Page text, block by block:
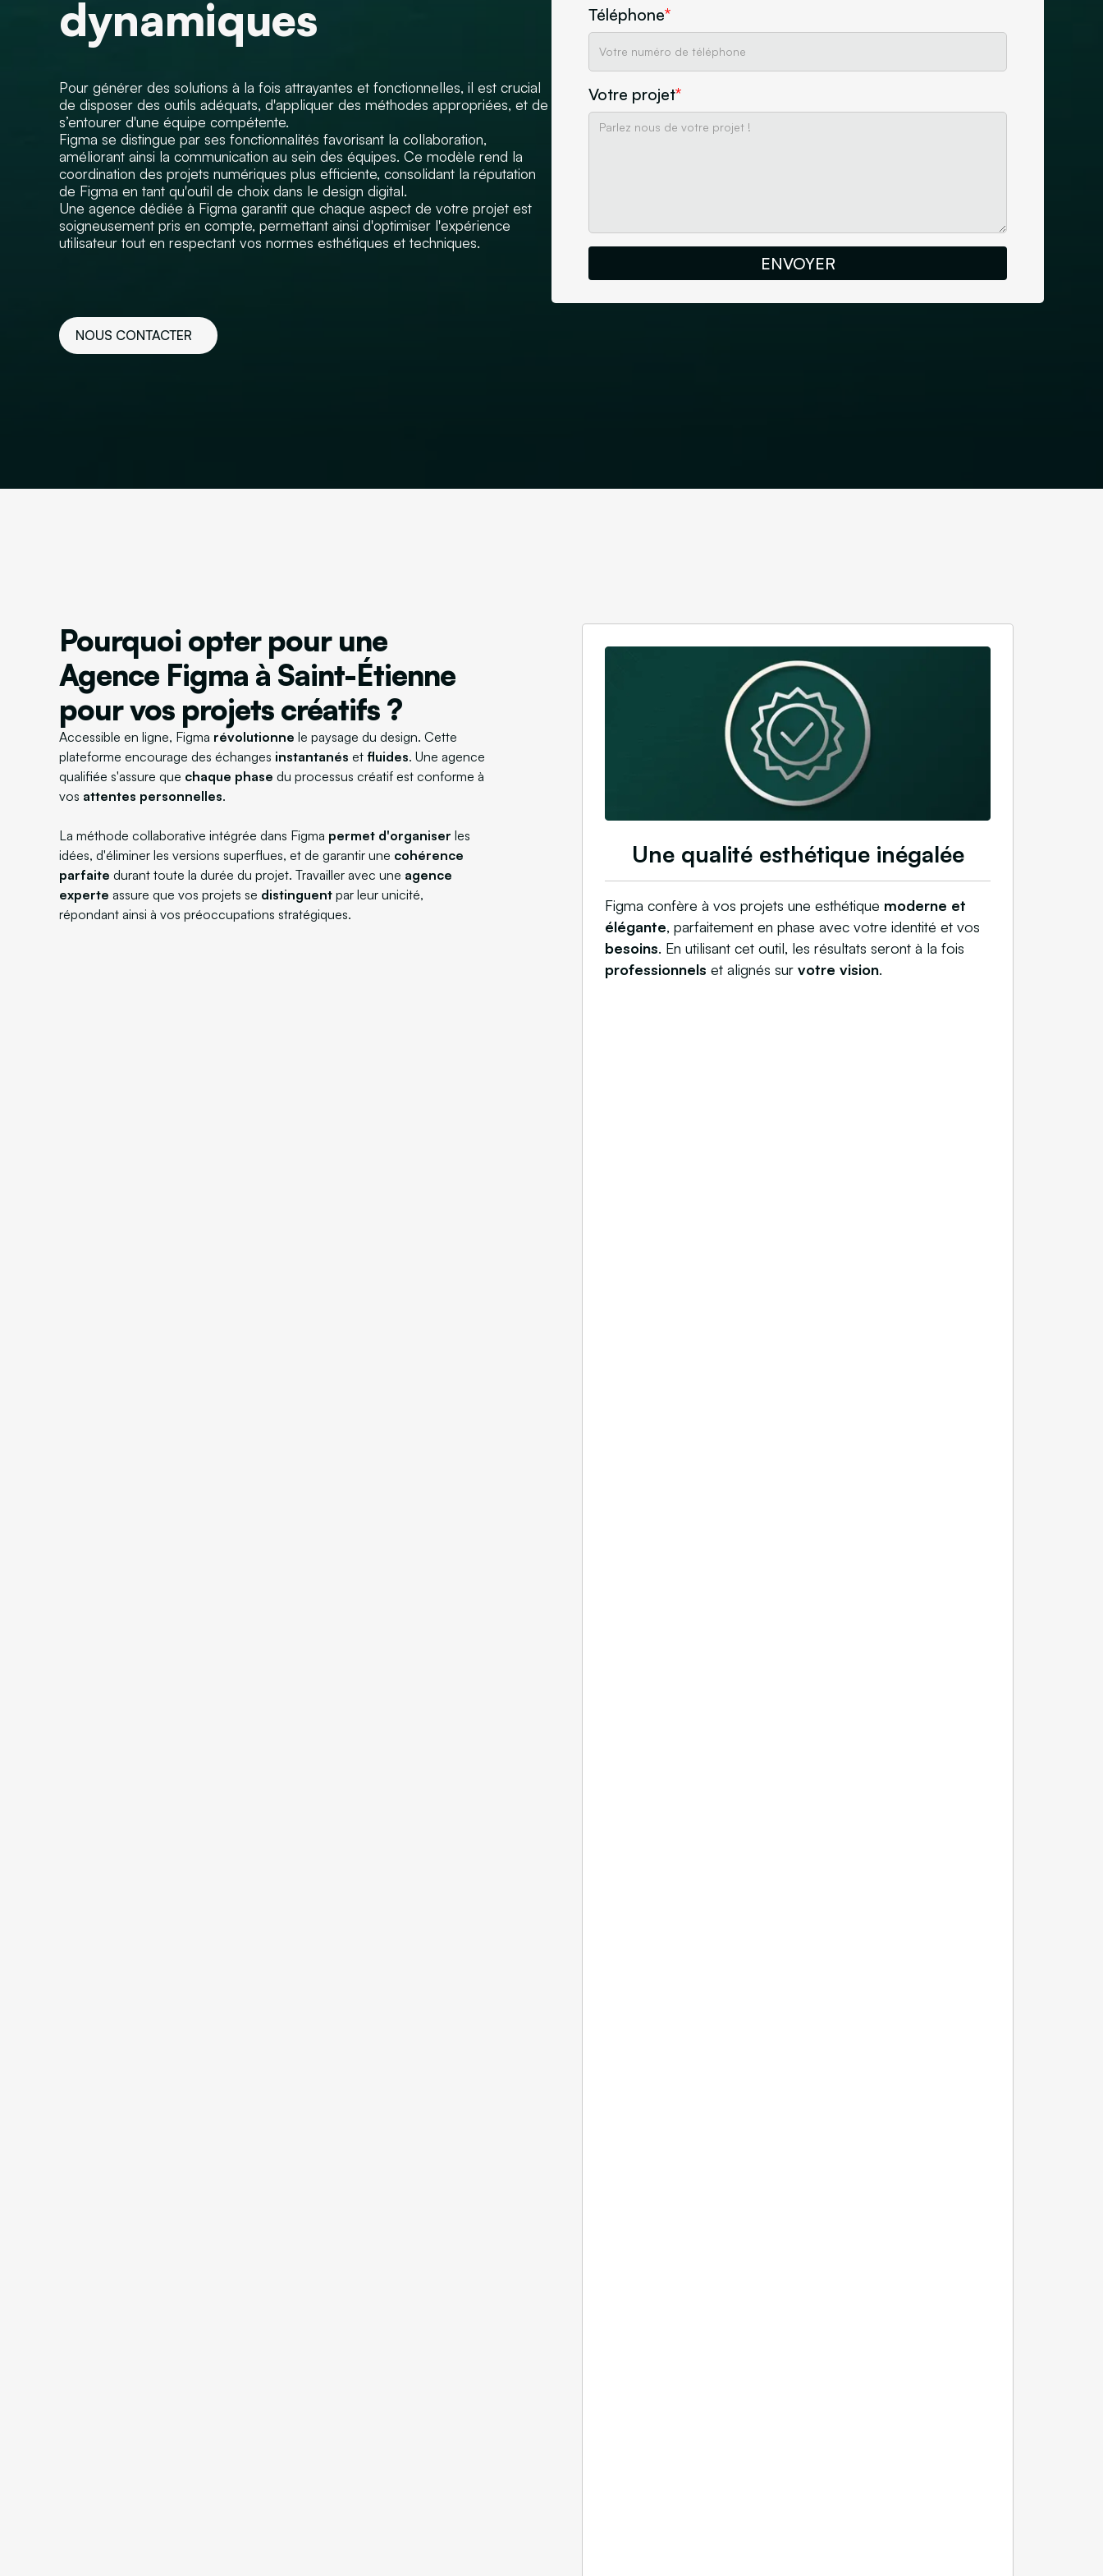
dynamiques
Pour générer des solutions à la fois attrayantes et fonctionnelles, il est crucial
de disposer des outils adéquats, d'appliquer des méthodes appropriées, et de
s’entourer d'une équipe compétente.
Figma se distingue par ses fonctionnalités favorisant la collaboration,
améliorant ainsi la communication au sein des équipes. Ce modèle rend la
coordination des projets numériques plus efficiente, consolidant la réputation
de Figma en tant qu'outil de choix dans le design digital.
Une agence dédiée à Figma garantit que chaque aspect de votre projet est
soigneusement pris en compte, permettant ainsi d'optimiser l'expérience
utilisateur tout en respectant vos normes esthétiques et techniques.
NOUS CONTACTER
Téléphone*
Votre projet*
Pourquoi opter pour une
Agence Figma à Saint-Étienne
pour vos projets créatifs ?
Accessible en ligne, Figma révolutionne le paysage du design. Cette
plateforme encourage des échanges instantanés et fluides. Une agence
qualifiée s'assure que chaque phase du processus créatif est conforme à
vos attentes personnelles.
La méthode collaborative intégrée dans Figma permet d'organiser les
idées, d'éliminer les versions superflues, et de garantir une cohérence
parfaite durant toute la durée du projet. Travailler avec une agence
experte assure que vos projets se distinguent par leur unicité,
répondant ainsi à vos préoccupations stratégiques.
Une qualité esthétique inégalée
Figma confère à vos projets une esthétique moderne et
élégante, parfaitement en phase avec votre identité et vos
besoins. En utilisant cet outil, les résultats seront à la fois
professionnels et alignés sur votre vision.